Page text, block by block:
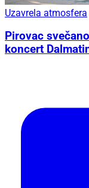
Uzavrela atmosfera
Pirovac
koncert